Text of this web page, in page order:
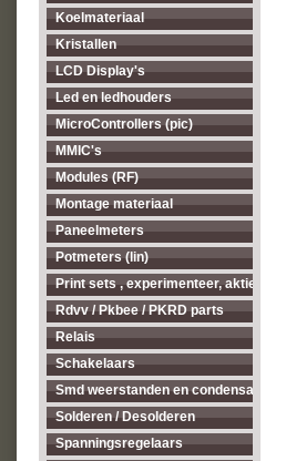
Koelmateriaal
Kristallen
LCD Display's
Led en ledhouders
MicroControllers (pic)
MMIC's
Modules (RF)
Montage materiaal
Paneelmeters
Potmeters (lin)
Print sets , experimenteer, aktieve
Rdvv / Pkbee / PKRD parts
Relais
Schakelaars
Smd weerstanden en condensatoren
Solderen / Desolderen
Spanningsregelaars